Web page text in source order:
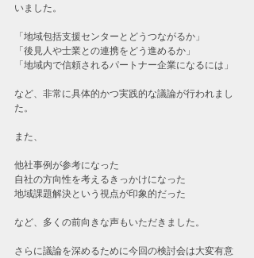
いました。
「地域包括支援センターとどうつながるか」
「後見人や士業との連携をどう進めるか」
「地域内で信頼されるパートナー企業になるには」
など、非常に具体的かつ実践的な議論が行われまし
た。
また、
他社事例が参考になった
自社の方向性を考えるきっかけになった
地域課題解決という視点が印象的だった
など、多くの前向きな声もいただきました。
さらに議論を深めるために今回の検討会は大変有意